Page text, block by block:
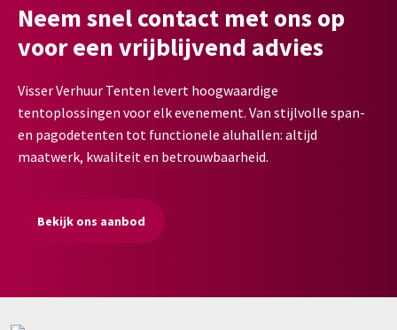
Neem snel contact met ons op
voor een vrijblijvend advies
Visser Verhuur Tenten levert hoogwaardige
tentoplossingen voor elk evenement. Van stijlvolle span-
en pagodetenten tot functionele aluhallen: altijd
maatwerk, kwaliteit en betrouwbaarheid.
Bekijk ons aanbod